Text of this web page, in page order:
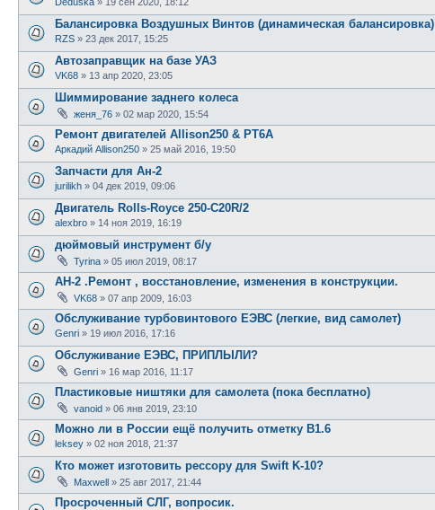
Балансировка Воздушных Винтов (динамическая балансировка)
RZS » 23 дек 2017, 15:25
Автозаправщик на базе УАЗ
VK68 » 13 апр 2020, 23:05
Шиммирование заднего колеса
женя_76 » 02 мар 2020, 15:54
Ремонт двигателей Allison250 & PT6A
Аркадий Allison250 » 25 май 2016, 19:50
Запчасти для Ан-2
jurilikh » 04 дек 2019, 09:06
Двигатель Rolls-Royce 250-C20R/2
alexbro » 14 ноя 2019, 16:19
дюймовый инструмент б/у
Tyrina » 05 июл 2019, 08:17
АН-2 .Ремонт , восстановление, изменения в конструкции.
VK68 » 07 апр 2009, 16:03
Обслуживание турбовинтового ЕЭВС (легкие, вид самолет)
Genri » 19 июл 2016, 17:16
Обслуживание ЕЭВС, ПРИПЛЫЛИ?
Genri » 16 мар 2016, 11:17
Пластиковые ништяки для самолета (пока бесплатно)
vanoid » 06 янв 2019, 23:10
Можно ли в России ещё получить отметку В1.6
leksey » 02 ноя 2018, 21:37
Кто может изготовить рессору для Swift K-10?
Maxwell » 25 авг 2017, 21:44
Просроченный СЛГ, вопросик.